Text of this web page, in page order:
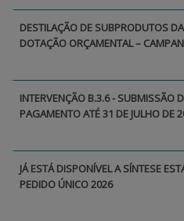
DESTILAÇÃO DE SUBPRODUTOS
DOTAÇÃO ORÇAMENTAL –
INTERVENÇÃO B.3.6 - SUBMISSÃO
PAGAMENTO ATÉ 31 DE JULHO DE
JÁ ESTÁ DISPONÍVEL A SÍNTESE
PEDIDO ÚNICO 2026